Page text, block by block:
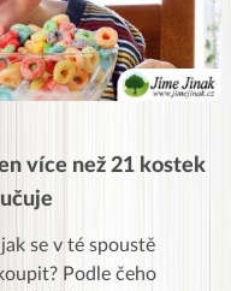
více než 21 kostek
se v té spoustě
Podle čeho